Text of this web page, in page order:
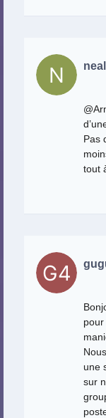
Pas
tout
pour
une
sur